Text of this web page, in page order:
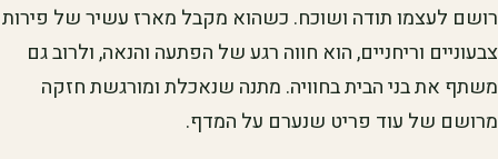
רושם לעצמו תודה ושוכח. כשהוא מקבל מארז עשיר של פירות
צבעוניים וריחניים, הוא חווה רגע של הפתעה והנאה, ולרוב גם
משתף את בני הבית בחוויה. מתנה שנאכלת ומורגשת חזקה
מרושם של עוד פריט שנערם על המדף.